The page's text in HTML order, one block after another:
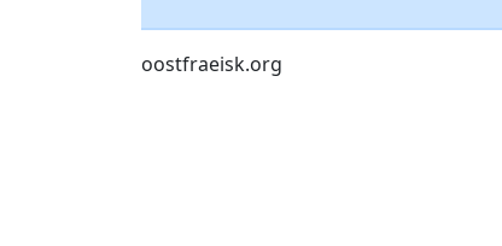
oostfraeisk.org